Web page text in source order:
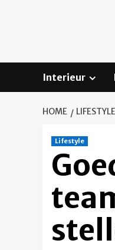
Interieur
HOME LIFESTYLE
Lifestyle